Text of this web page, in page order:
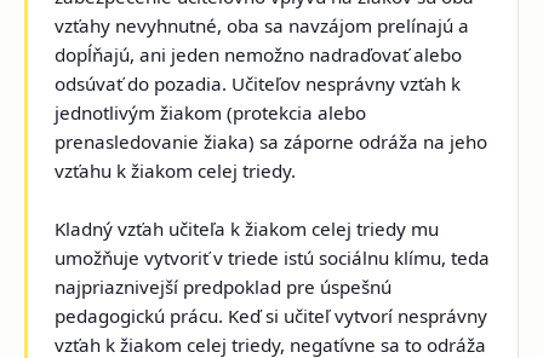
vzťahy nevyhnutné, oba sa navzájom prelínajú a
dopĺňajú, ani jeden nemožno nadraďovať alebo
odsúvať do pozadia. Učiteľov nesprávny vzťah k
jednotlivým žiakom (protekcia alebo
prenasledovanie žiaka) sa záporne odráža na jeho
vzťahu k žiakom celej triedy.
Kladný vzťah učiteľa k žiakom celej triedy mu
umožňuje vytvoriť v triede istú sociálnu klímu, teda
najpriaznivejší predpoklad pre úspešnú
pedagogickú prácu. Keď si učiteľ vytvorí nesprávny
vzťah k žiakom celej triedy, negatívne sa to odráža